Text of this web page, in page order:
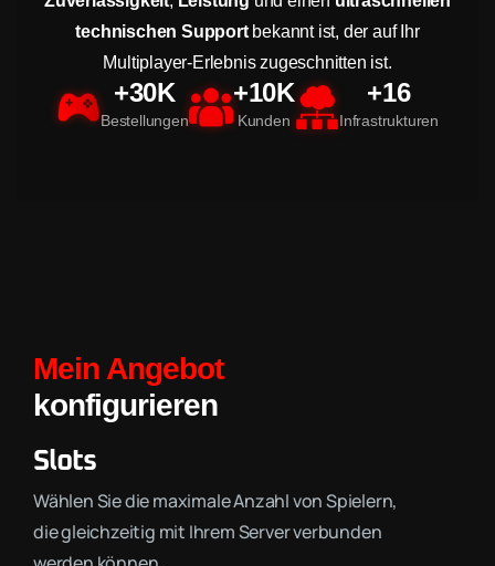
technischen Supportbekannt ist, der auf Ihr
Multiplayer-Erlebnis zugeschnitten ist.
+30K
Bestellungen
+10K
Kunden
+16
Infrastrukturen
Mein Angebot
konfigurieren
Slots
Wählen Sie die maximale Anzahl von Spielern,
die gleichzeitig mit Ihrem Server verbunden